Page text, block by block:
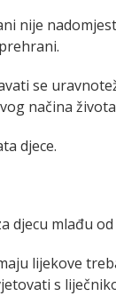
nije
se
načina
djece.
djecu mlađu
lijekove
s